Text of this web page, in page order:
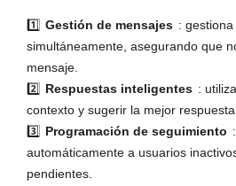
1️⃣ Gestión de mensajes :
simultáneamente, asegurando que
mensaje.
2️⃣ Respuestas inteligentes :
contexto y sugerir la mejor respuesta
3️⃣ Programación de seguimiento
automáticamente a usuarios
pendientes.